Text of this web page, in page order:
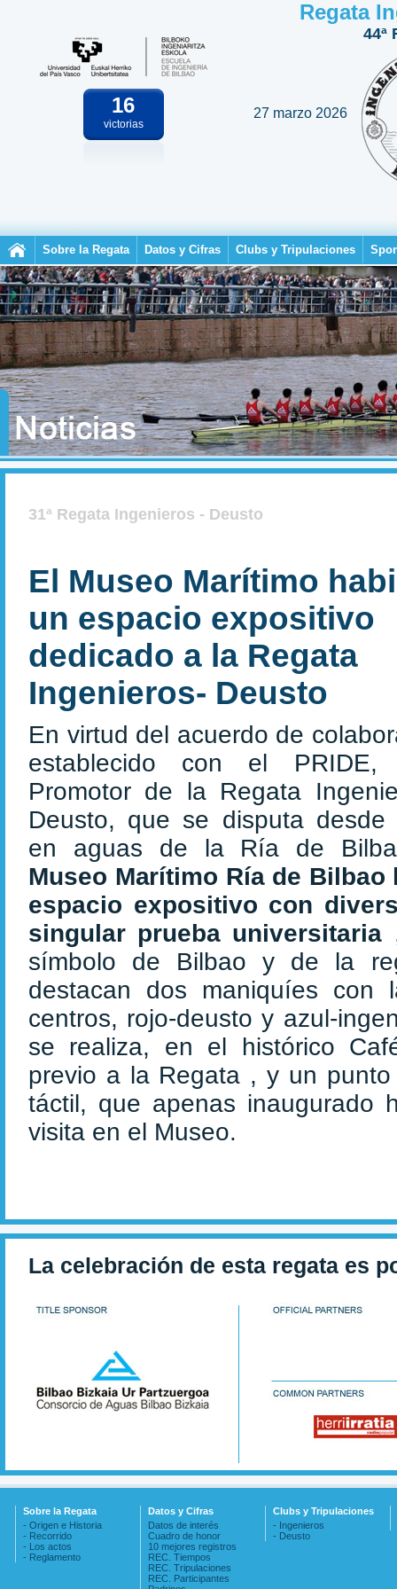
16
victorias
Regata
44ª
27 marzo 2026
Sobre la Regata Datos y Cifras Clubs y Tripulaciones
31ª Regata Ingenieros - Deusto
El Museo Marítimo
un espacio expositivo
dedicado a la Regata
Ingenieros- Deusto
En virtud del acuerdo de
establecido con el PRIDE,
Promotor de la Regata
Deusto, que se disputa desde
en aguas de la Ría de
Museo Marítimo Ría de Bilbao
espacio expositivo con
singular prueba universitaria
símbolo de Bilbao y de la
destacan dos maniquíes
centros, rojo-deusto y azul-
se realiza, en el histórico
previo a la Regata , y un
táctil, que apenas inaugurado
visita en el Museo.
La celebración de esta regata es
Sobre la Regata
- Origen e Historia
- Recorrido
- Los actos
- Reglamento
Datos y Cifras
Datos de interés
Cuadro de honor
10 mejores registros
REC. Tiempos
REC. Tripulaciones
REC. Participantes
Clubs y Tripulaciones
- Ingenieros
- Deusto